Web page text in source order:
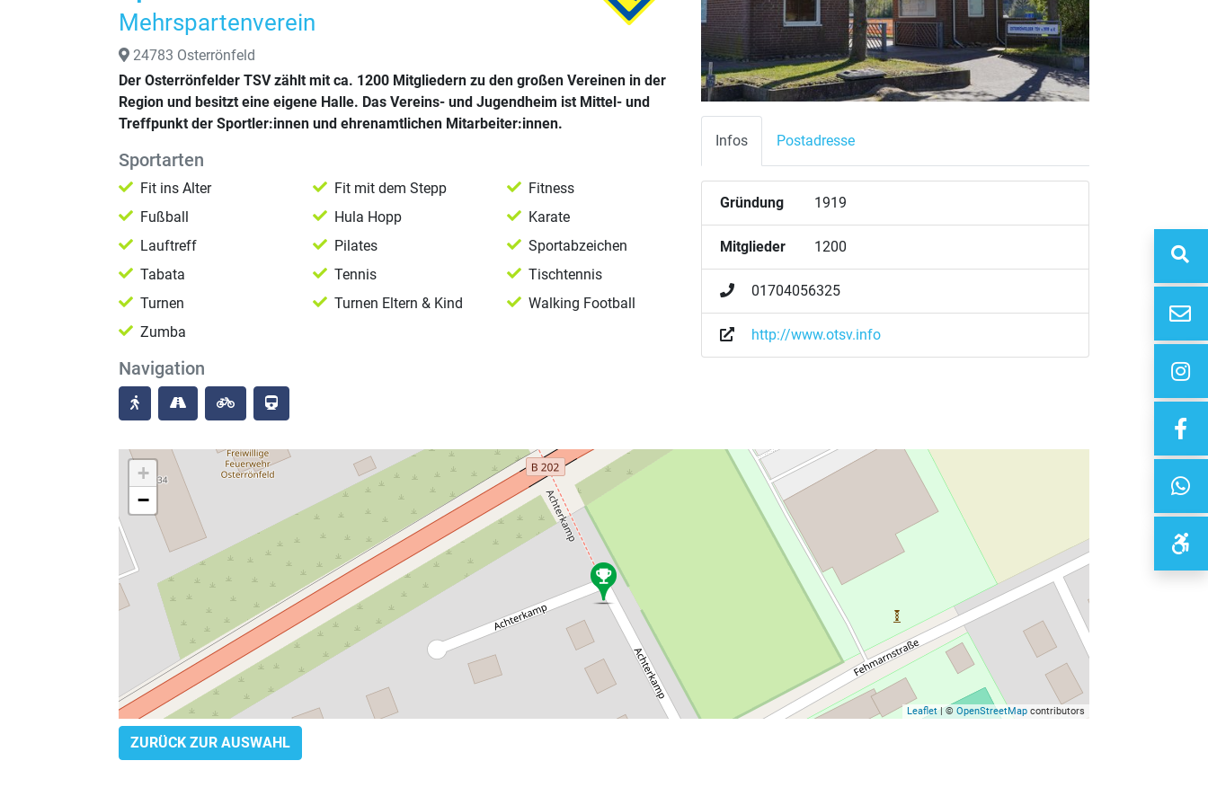
Mehrspartenverein
24783 Osterrönfeld
Der Osterrönfelder TSV zählt mit ca. 1200 Mitgliedern zu den großen Vereinen in der
Region und besitzt eine eigene Halle. Das Vereins- und Jugendheim ist Mittel- und
Treffpunkt der Sportler:innen und ehrenamtlichen Mitarbeiter:innen.
Sportarten
Fit ins Alter Fit mit dem Stepp
Fitness
Fußball
Hula Hopp
Karate
Lauftreff
Pilates
Sportabzeichen
Tabata
Tennis
Tischtennis
Turnen
Turnen Eltern & Kind
Walking Football
Zumba
Navigation
Infos Postadresse
Gründung 1919
Mitglieder 1200
01704056325
http://www.otsv.info
+
−
Leaflet| © OpenStreetMap contributors
ZURÜCK ZUR AUSWAHL